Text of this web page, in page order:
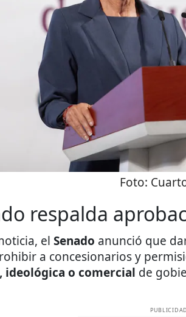
Foto:
respalda
el Senado anunció que
a concesionarios y
ideológica o comercial de
PUBLICIDAD